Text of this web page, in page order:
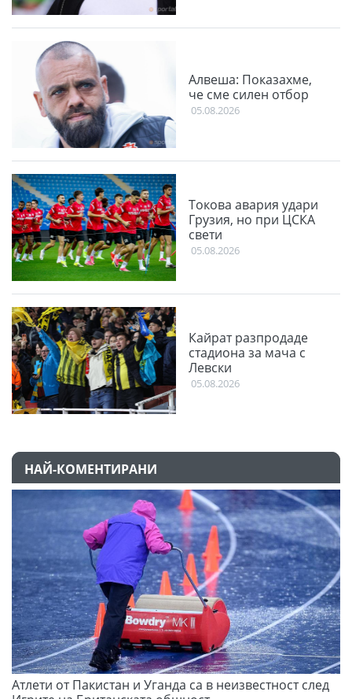
Алвеша: Показахме,
че сме силен отбор
05.08.2026
Токова авария удари
Грузия, но при ЦСКА
свети
05.08.2026
Кайрат разпродаде
стадиона за мача с
Левски
05.08.2026
НАЙ-КОМЕНТИРАНИ
Атлети от Пакистан и Уганда са в неизвестност след